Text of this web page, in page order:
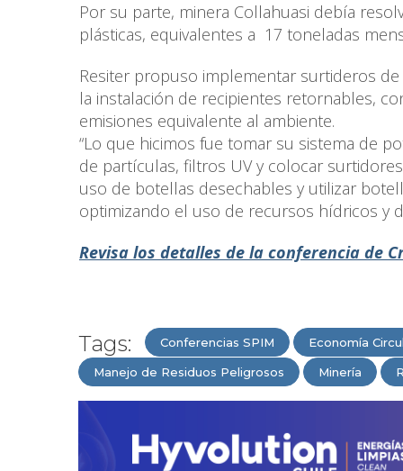
Por su parte, minera Collahuasi debía
plásticas, equivalentes a 17 toneladas
Resiter propuso implementar surtideros
la instalación de recipientes retornables,
emisiones equivalente al ambiente.
“Lo que hicimos fue tomar su sistema de
de partículas, filtros UV y colocar
uso de botellas desechables y utilizar
optimizando el uso de recursos hídricos y
Revisa los detalles de la conferencia de
Tags: Conferencias SPIM Economía
Manejo de Residuos Peligrosos Minería